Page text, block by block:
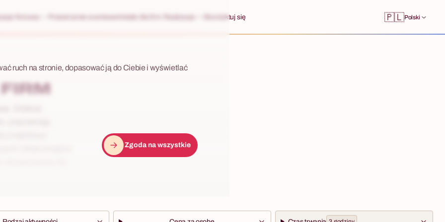
firmowe Skontaktuj się 🇵🇱Polski
ruch na stronie, dopasować ją do Ciebie i wyświetlać
Zgoda na wszystkie
i teleturniejów